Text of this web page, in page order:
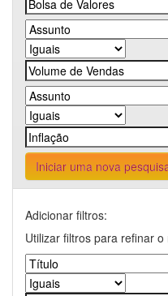
Iniciar uma nova
Adicionar filtros:
Utilizar filtros para refinar